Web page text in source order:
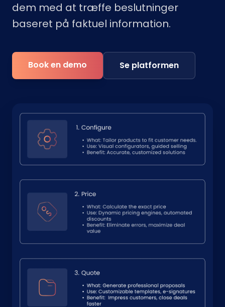
dem med at træffe beslutninger
baseret på faktuel information.
Book en demo Se platformen